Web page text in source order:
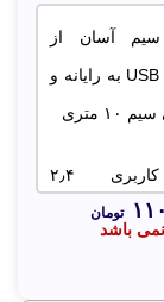
آسان از
طریق دانگل USB به رایانه و
متری
فرکانس کاربری ۲٫۴
و حسگر موس
نمی باشد
تومان